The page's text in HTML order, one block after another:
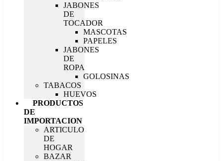
JABONES
DE
TOCADOR
MASCOTAS
PAPELES
JABONES
DE
ROPA
GOLOSINAS
TABACOS
HUEVOS
PRODUCTOS
DE
IMPORTACION
ARTICULO
DE
HOGAR
BAZAR